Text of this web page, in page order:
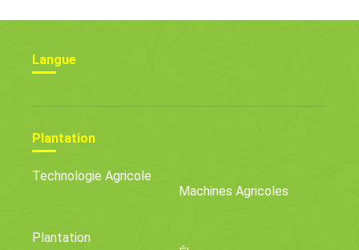
Langue
Plantation
Technologie Agricole
Machines Agricoles
Plantation